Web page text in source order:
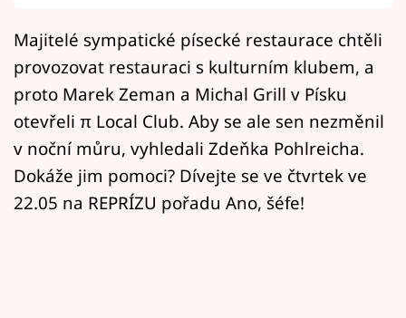
Přihlášení
Sledujte nás
Majitelé sympatické písecké restaurace chtěli
provozovat restauraci s kulturním klubem, a
proto Marek Zeman a Michal Grill v Písku
otevřeli π Local Club. Aby se ale sen nezměnil
v noční můru, vyhledali Zdeňka Pohlreicha.
Dokáže jim pomoci? Dívejte se ve čtvrtek ve
22.05 na REPRÍZU pořadu Ano, šéfe!